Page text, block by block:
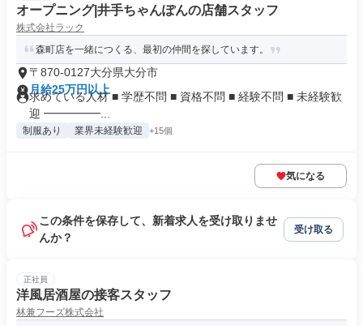
オープニング|井手ちゃんぽんの店舗スタッフ
株式会社ラック
森町店を一緒につくる、最初の仲間を探しています。
〒870-0127大分県大分市
月給25万円以上
求めている人材 ■ 学歴不問 ■ 資格不問 ■ 経験不問 ■ 未経験歓
迎 ━━━━━...
制服あり 業界未経験歓迎 +15個
気になる
この条件を保存して、新着求人を受け取りませ
んか？
受け取る
正社員
洋風居酒屋の接客スタッフ
林兼フーズ株式会社